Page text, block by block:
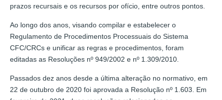
prazos recursais e os recursos por ofício, entre outros pontos.
Ao longo dos anos, visando compilar e estabelecer o
Regulamento de Procedimentos Processuais do Sistema
CFC/CRCs e unificar as regras e procedimentos, foram
editadas as Resoluções nº 949/2002 e nº 1.309/2010.
Passados dez anos desde a última alteração no normativo, em
22 de outubro de 2020 foi aprovada a Resolução nº 1.603. Em